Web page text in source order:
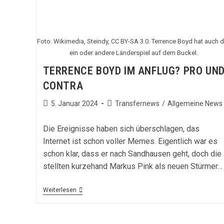
Foto: Wikimedia, Steindy, CC BY-SA 3.0. Terrence Boyd hat auch
ein oder andere Länderspiel auf dem Buckel.
TERRENCE BOYD IM ANFLUG? PRO UND
CONTRA
Beitrag
5. Januar 2024
Beitrags-
Transfernews / Allgemeine News
Die Ereignisse haben sich überschlagen, das
Internet ist schon voller Memes. Eigentlich war es
schon klar, dass er nach Sandhausen geht, doch die
stellten kurzehand Markus Pink als neuen Stürmer…
WeiterlesenTerrence